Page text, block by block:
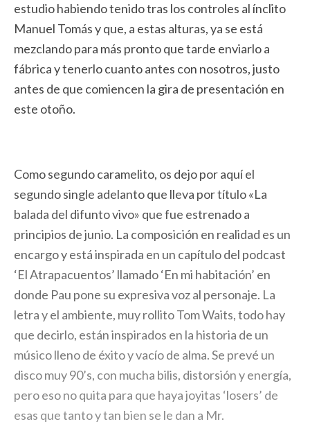
estudio habiendo tenido tras los controles al ínclito
Manuel Tomás y que, a estas alturas, ya se está
mezclando para más pronto que tarde enviarlo a
fábrica y tenerlo cuanto antes con nosotros, justo
antes de que comiencen la gira de presentación en
este otoño.
Como segundo caramelito, os dejo por aquí el
segundo single adelanto que lleva por título «La
balada del difunto vivo» que fue estrenado a
principios de junio. La composición en realidad es un
encargo y está inspirada en un capítulo del podcast
‘El Atrapacuentos’ llamado ‘En mi habitación’ en
donde Pau pone su expresiva voz al personaje. La
letra y el ambiente, muy rollito Tom Waits, todo hay
que decirlo, están inspirados en la historia de un
músico lleno de éxito y vacío de alma. Se prevé un
disco muy 90’s, con mucha bilis, distorsión y energía,
pero eso no quita para que haya joyitas ‘losers’ de
esas que tanto y tan bien se le dan a Mr.